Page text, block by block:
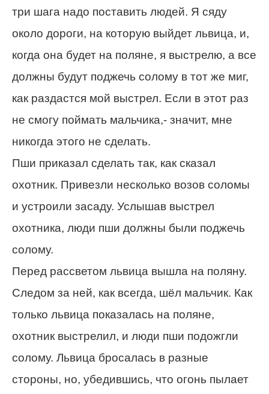
три шага надо поставить людей. Я сяду
около дороги, на которую выйдет львица, и,
когда она будет на поляне, я выстрелю, а все
должны будут поджечь солому в тот же миг,
как раздастся мой выстрел. Если в этот раз
не смогу поймать мальчика,- значит, мне
никогда этого не сделать.
Пши приказал сделать так, как сказал
охотник. Привезли несколько возов соломы
и устроили засаду. Услышав выстрел
охотника, люди пши должны были поджечь
солому.
Перед рассветом львица вышла на поляну.
Следом за ней, как всегда, шёл мальчик. Как
только львица показалась на поляне,
охотник выстрелил, и люди пши подожгли
солому. Львица бросалась в разные
стороны, но, убедившись, что огонь пылает